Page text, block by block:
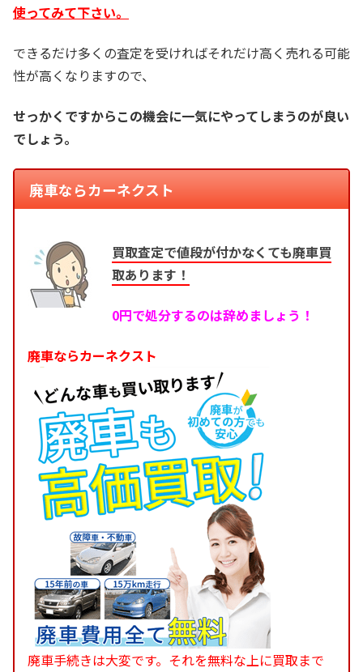
使ってみて下さい。
できるだけ多くの査定を受ければそれだけ高く売れる可能
性が高くなりますので、
せっかくですからこの機会に一気にやってしまうのが良い
でしょう。
廃車ならカーネクスト
買取査定で値段が付かなくても廃車買
取あります！
0円で処分するのは辞めましょう！
廃車ならカーネクスト
廃車手続きは大変です。それを無料な上に買取まで